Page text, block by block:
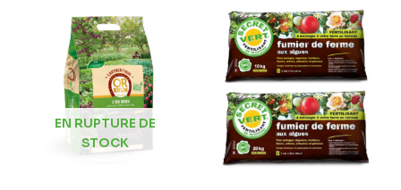
EN RUPTURE DE
STOCK
Plage
de
prix :
6,95 €
à
9,95 €